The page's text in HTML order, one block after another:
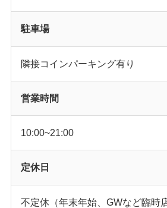
駐車場
隣接コインパーキング有り
営業時間
10:00~21:00
定休日
不定休（年末年始、GWなど臨時